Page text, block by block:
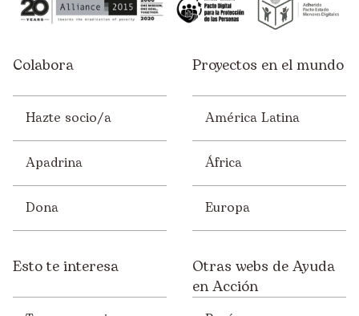
Colabora
Hazte socio/a
Apadrina
Dona
Proyectos en el mundo
América Latina
África
Europa
Esto te interesa
Otras webs de Ayuda
en Acción